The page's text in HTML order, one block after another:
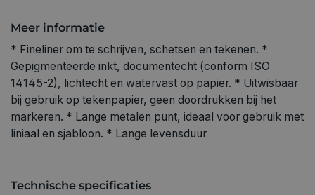
Meer informatie
* Fineliner om te schrijven, schetsen en tekenen. *
Gepigmenteerde inkt, documentecht (conform ISO
14145-2), lichtecht en watervast op papier. * Uitwisbaar
bij gebruik op tekenpapier, geen doordrukken bij het
markeren. * Lange metalen punt, ideaal voor gebruik met
liniaal en sjabloon. * Lange levensduur
Technische specificaties